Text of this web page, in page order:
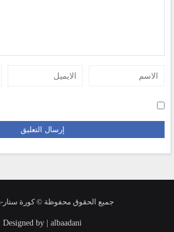
جميع الحقوق محفوظة © كورة ستار-kora stars
Designed by | albaadani